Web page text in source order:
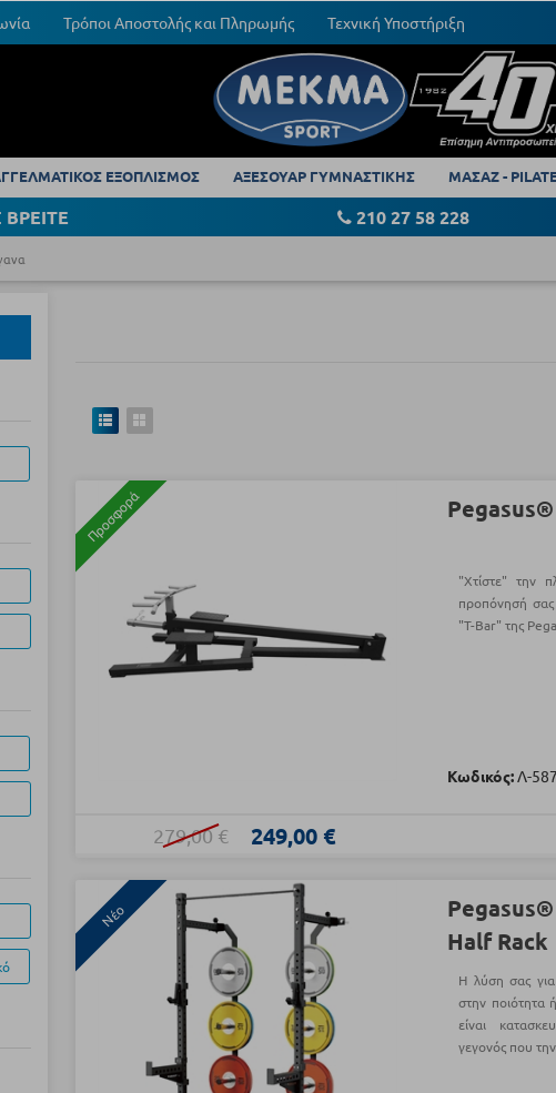
Τρόποι Αποστολής και Πληρωμής Τεχνική Υποστήριξη
ΕΞΟΠΛΙΣΜΟΣ ΑΞΕΣΟΥΑΡ ΓΥΜΝΑΣΤΙΚΗΣ ΜΑΣΑΖ -
210 27 58 228
Προσφορά
"Χτίστε" την
προπόνησή σας
"T-Bar" της
Κωδικός:Λ-587
279,00 € 249,00 €
Νέο
Pegasus®
Half Rack
Η λύση σας
στην ποιότητα
είναι
γεγονός που